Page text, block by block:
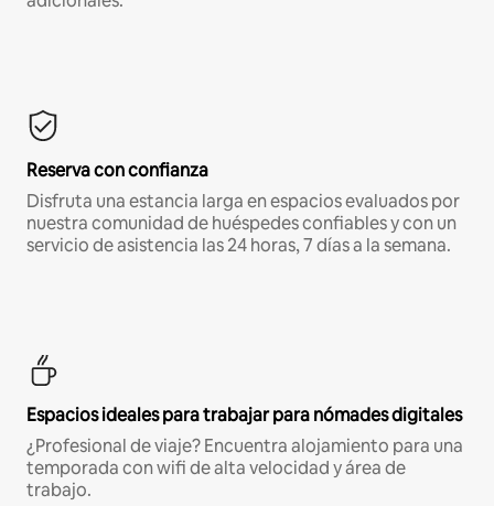
Reserva con confianza
Disfruta una estancia larga en espacios evaluados por
nuestra comunidad de huéspedes confiables y con un
servicio de asistencia las 24 horas, 7 días a la semana.
Espacios ideales para trabajar para nómades digitales
¿Profesional de viaje? Encuentra alojamiento para una
temporada con wifi de alta velocidad y área de
trabajo.